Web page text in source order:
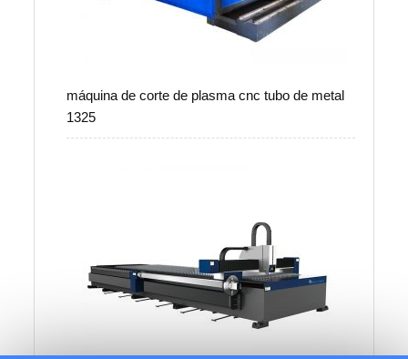
máquina de corte de plasma cnc tubo de metal
1325